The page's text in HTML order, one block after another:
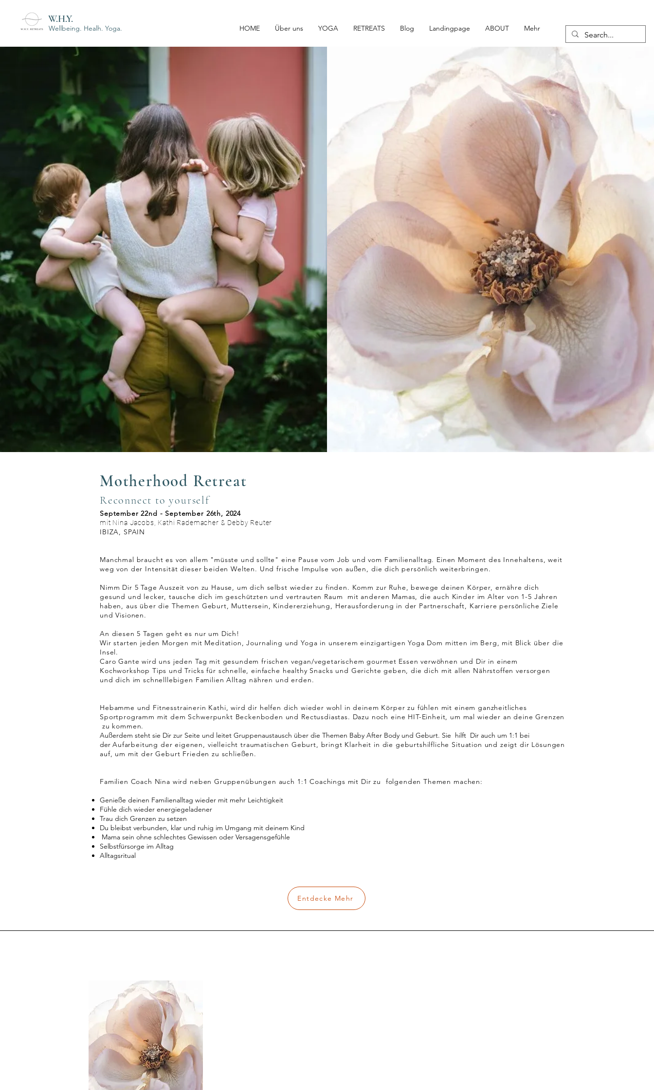
W.H.Y.
Wellbeing. Healh. Yoga. HOME Über uns YOGA RETREATS Blog Landingpage ABOUT Mehr
Motherhood Retreat
Reconnect to yourself
September 22nd - September 26th, 2024
mit Nina Jacobs, Kathi Rademacher & Debby Reuter
IBIZA, SPAIN
Manchmal braucht es von allem "müsste und sollte" eine Pause vom Job und vom Familienalltag. Einen Moment des Innehaltens, weit
weg von der Intensität dieser beiden Welten. Und frische Impulse von außen, die dich persönlich weiterbringen.
Nimm Dir 5 Tage Auszeit von zu Hause, um dich selbst wieder zu finden. Komm zur Ruhe, bewege deinen Körper, ernähre dich
gesund und lecker, tausche dich im geschützten und vertrauten Raum mit anderen Mamas, die auch Kinder imAlter von 1-5 Jahren
haben, aus über die Themen Geburt, Muttersein, Kindererziehung, Herausforderung in der Partnerschaft, Karriere persönliche Ziele
undVisionen.
An diesen 5 Tagen geht es nur um Dich!
Wir starten jeden Morgen mit Meditation, Journaling und Yoga in unserem einzigartigenYoga Dom mitten im Berg, mit Blick über die
Insel.
Caro Gante wird uns jeden Tag mit gesundem frischen vegan/vegetarischem gourmet Essenverwöhnen und Dir in einem
Kochworkshop Tips und Tricksfür schnelle, einfache healthy Snacks und Gerichte geben, die dich mit allen Nährstoffen versorgen
und dich imschnelllebigen Familien Alltag nähren und erden.
Hebamme und Fitnesstrainerin Kathi, wird dir helfen dich wieder wohl in deinem Körper zu fühlen mit einem ganzheitliches
Sportprogramm mit dem Schwerpunkt Beckenboden und Rectusdiastas. Dazu noch eine HIT-Einheit, um mal wieder an deine Grenzen
zu kommen.
Außerdem steht sie Dir zur Seite und leitet Gruppenaustausch über die Themen Baby After Body und Geburt. Sie hilft Dir auch um 1:1 bei
der Aufarbeitung der eigenen, vielleicht traumatischen Geburt, bringt Klarheit in die geburtshilfliche Situation und zeigt dir Lösungen
auf, um mit der Geburt Frieden zu schließen.
Familien Coach Nina wird neben Gruppenübungen auch 1:1 Coachings mit Dir zu folgendenThemen ​machen:
Genieße deinen Familienalltag wieder mit mehr Leichtigkeit
Fühle dich wieder energiegeladener
Trau dich Grenzen zu setzen
Du bleibst verbunden, klar und ruhig im Umgang mit deinem Kind
Mama sein ohne schlechtes Gewissen oder Versagensgefühle
Selbstfürsorge im Alltag
Alltagsritual
Entdecke Mehr